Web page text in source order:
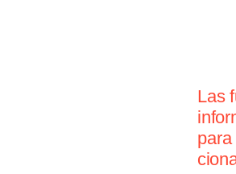
Las
para